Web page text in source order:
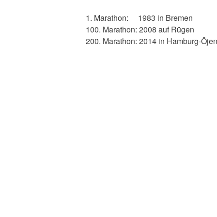
1. Marathon: 1983 in Bremen
100. Marathon: 2008 auf Rügen
200. Marathon: 2014 in Hamburg-